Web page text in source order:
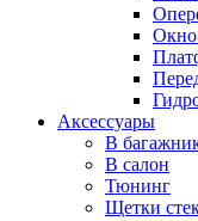
Окно
Аксессуары
В
В салон
Тюнинг
Щетки